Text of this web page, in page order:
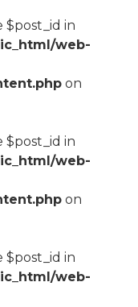
$post_id in
web-
on
$post_id in
web-
on
$post_id in
web-